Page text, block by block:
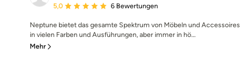
Durchschnittliche Bewertung: 5 von 5 Sternen
5,0 6 Bewertungen
Neptune bietet das gesamte Spektrum von Möbeln und Accessoires
in vielen Farben und Ausführungen, aber immer in hö...
Mehr